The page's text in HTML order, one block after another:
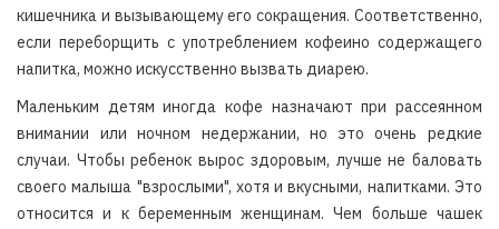
кишечника и вызывающему его сокращения. Соответственно,
если переборщить с употреблением кофеино содержащего
напитка, можно искусственно вызвать диарею.
Маленьким детям иногда кофе назначают при рассеянном
внимании или ночном недержании, но это очень редкие
случаи. Чтобы ребенок вырос здоровым, лучше не баловать
своего малыша "взрослыми", хотя и вкусными, напитками. Это
относится и к беременным женщинам. Чем больше чашек